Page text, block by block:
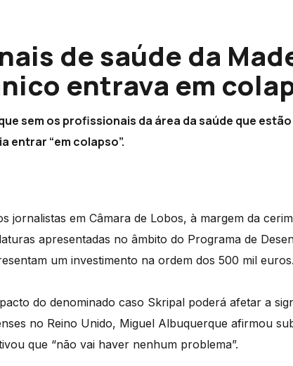
de saúde da
entrava em
sem os profissionais da área da saúde que
entrar “em colapso”.
jornalistas em Câmara de Lobos, à margem da
apresentadas no âmbito do Programa de
um investimento na ordem dos 500 mil euros.
do denominado caso Skripal poderá afetar a
no Reino Unido, Miguel Albuquerque afirmou
que “não vai haver nenhum problema”.